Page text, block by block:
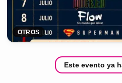
OTROS
Este evento ya